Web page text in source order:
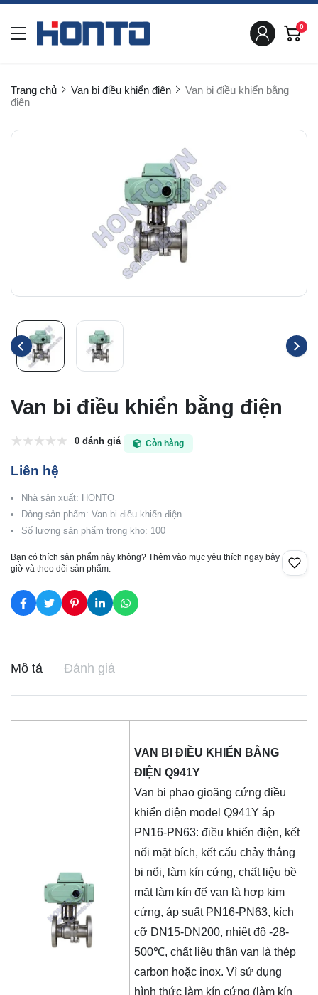
0
Trang chủ Van bi điều khiển điện
Van bi điều khiển bằng
điện
Van bi điều khiển bằng điện
0 đánh giá Còn hàng
Liên hệ
Nhà sản xuất: HONTO
Dòng sản phẩm: Van bi điều khiển điện
Số lượng sản phẩm trong kho: 100
Bạn có thích sản phẩm này không? Thêm vào mục yêu thích ngay bây
giờ và theo dõi sản phẩm.
Mô tả Đánh giá
VAN BI ĐIỀU KHIỂN BẰNG
ĐIỆN Q941Y
Van bi phao gioăng cứng điều
khiển điện model Q941Y áp
PN16-PN63: điều khiển điện, kết
nối mặt bích, kết cấu chảy thẳng
bi nổi, làm kín cứng, chất liệu bề
mặt làm kín đế van là hợp kim
cứng, áp suất PN16-PN63, kích
cỡ DN15-DN200, nhiệt độ -28-
500℃, chất liệu thân van là thép
carbon hoặc inox. Vì sử dụng
hình thức làm kín cứng (làm kín